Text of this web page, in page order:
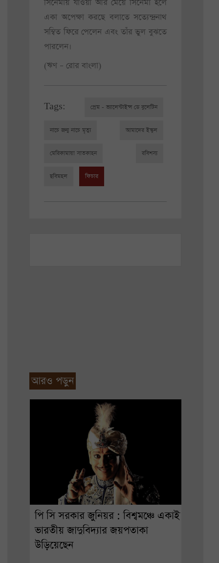
সিনেমায় যাওয়া আর মেয়ে সিনেমা হলে
একা অপেক্ষা করছে বলাতে সত্যেন্দ্রনাথ
সম্বিত ফিরে পেলেন এবং তাঁর ভুল বুঝতে
পারলেন।
(ঋণ – রোর বাংলা)
Tags: প্রেম - ভ্যালেন্টাইন্স ডে বুলেটিন
নাচে জন্ম নাচে মৃত্যু আমাদের ইস্কুল
মেরিকামায়া সাতকাহন রবিশস্য
ছবিমহল ফিচার
আরও পড়ুন
পি সি সরকার জুনিয়র : বিশ্বমঞ্চে একাই
ভারতীয় জাদুবিদ্যার জয়পতাকা
উড়িয়েছেন